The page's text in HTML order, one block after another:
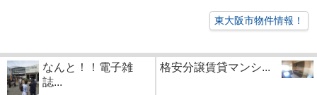
東大阪市物件情報！
なんと！！電子雑
誌...
格安分譲賃貸マンシ...